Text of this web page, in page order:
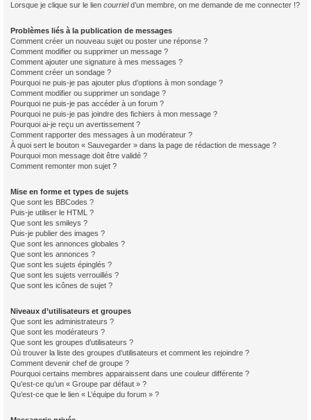
Lorsque je clique sur le lien courrield’un membre, on me demande de me connecter !?
Problèmes liés à la publication de messages
Comment créer un nouveau sujet ou poster une réponse ?
Comment modifier ou supprimer un message ?
Comment ajouter une signature à mes messages ?
Comment créer un sondage ?
Pourquoi ne puis-je pas ajouter plus d’options à mon sondage ?
Comment modifier ou supprimer un sondage ?
Pourquoi ne puis-je pas accéder à un forum ?
Pourquoi ne puis-je pas joindre des fichiers à mon message ?
Pourquoi ai-je reçu un avertissement ?
Comment rapporter des messages à un modérateur ?
À quoi sert le bouton « Sauvegarder » dans la page de rédaction de message ?
Pourquoi mon message doit être validé ?
Comment remonter mon sujet ?
Mise en forme et types de sujets
Que sont les BBCodes ?
Puis-je utiliser le HTML ?
Que sont les smileys ?
Puis-je publier des images ?
Que sont les annonces globales ?
Que sont les annonces ?
Que sont les sujets épinglés ?
Que sont les sujets verrouillés ?
Que sont les icônes de sujet ?
Niveaux d’utilisateurs et groupes
Que sont les administrateurs ?
Que sont les modérateurs ?
Que sont les groupes d’utilisateurs ?
Où trouver la liste des groupes d’utilisateurs et comment les rejoindre ?
Comment devenir chef de groupe ?
Pourquoi certains membres apparaissent dans une couleur différente ?
Qu’est-ce qu’un « Groupe par défaut » ?
Qu’est-ce que le lien « L’équipe du forum » ?